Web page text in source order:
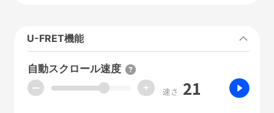
U-FRET機能
自動スクロール速度
ー + 速さ 21